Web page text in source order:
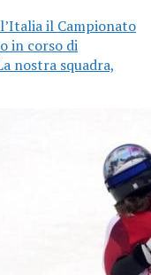
il Campionato
in corso di
nostra squadra,